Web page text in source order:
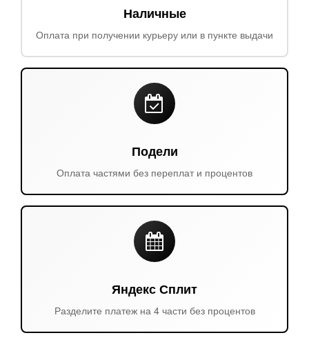
Наличные
Оплата при получении курьеру или в пункте выдачи
Подели
Оплата частями без переплат и процентов
Яндекс Сплит
Разделите платеж на 4 части без процентов